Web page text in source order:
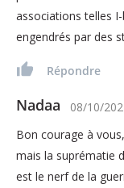
associations telles
engendrés par des
Répondre
Nadaa 08/10/
Bon courage à
mais la suprématie
est le nerf de la